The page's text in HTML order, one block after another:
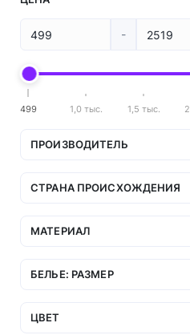
-
499 1,0 тыс. 1,5 тыс.
ПРОИЗВОДИТЕЛЬ
СТРАНА ПРОИСХОЖДЕНИЯ
МАТЕРИАЛ
БЕЛЬЕ: РАЗМЕР
ЦВЕТ